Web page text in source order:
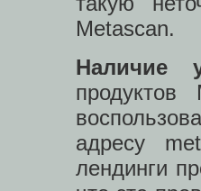
Metascan.
Наличие
адресу
лендинги